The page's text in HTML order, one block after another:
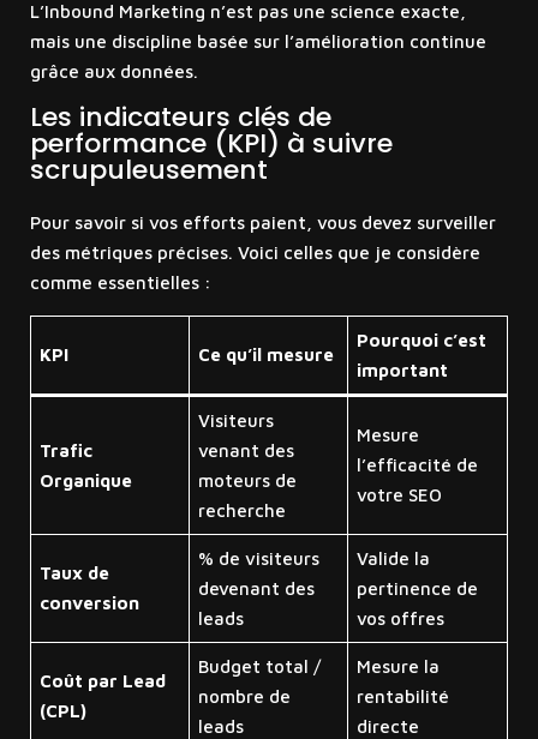
L’Inbound Marketing n’est pas une science exacte,
mais une discipline basée sur l’amélioration continue
grâce aux données.
Les indicateurs clés de
performance (KPI) à suivre
scrupuleusement
Pour savoir si vos efforts paient, vous devez surveiller
des métriques précises. Voici celles que je considère
comme essentielles :
KPI Ce qu’il mesure
Pourquoi c’est
important
Trafic
Organique
Visiteurs
venant des
moteurs de
recherche
Mesure
l’efficacité de
votre SEO
Taux de
conversion
% de visiteurs
devenant des
leads
Valide la
pertinence de
vos offres
Coût par Lead
(CPL)
Budget total /
nombre de
leads
Mesure la
rentabilité
directe